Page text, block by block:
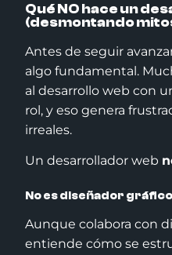
Qué NO hace un
(desmontando
Antes de seguir
algo fundamental.
al desarrollo web con
rol, y eso genera
irreales.
Un desarrollador web
No es diseñador gráfico
Aunque colabora con
entiende cómo se